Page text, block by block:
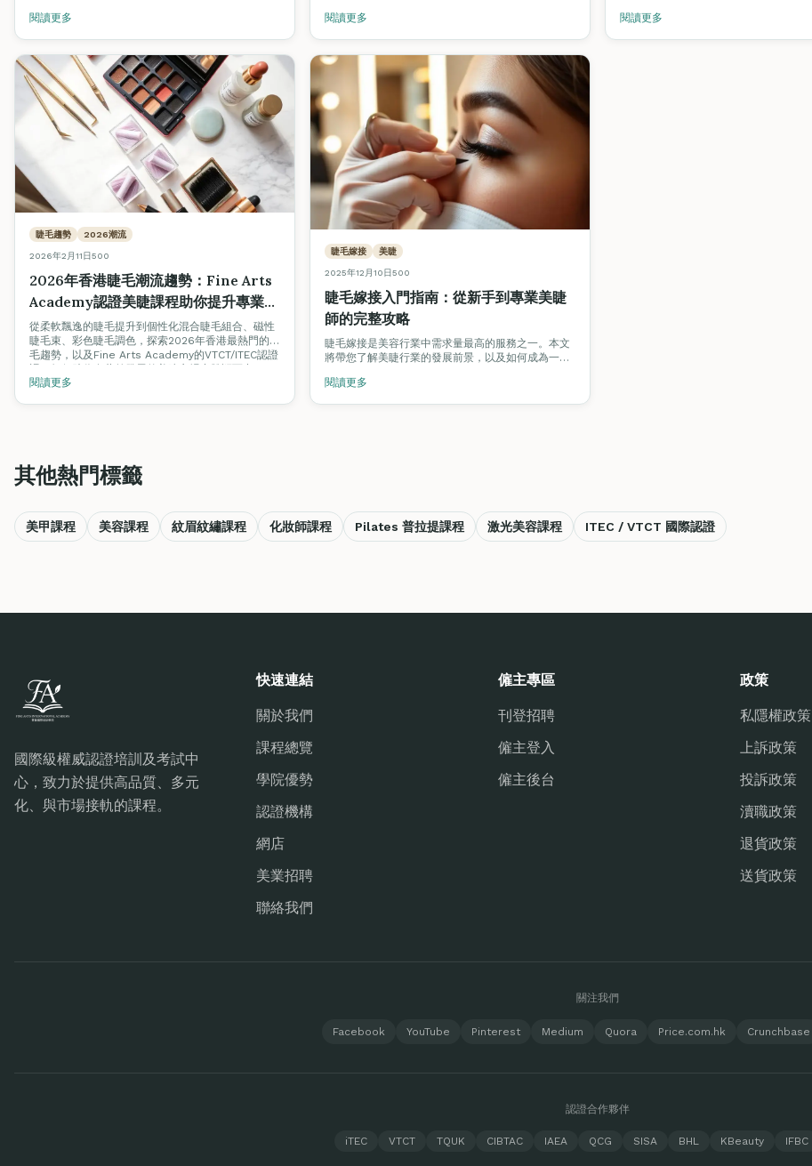
口碑轉介設計、平台抽成避坑。新手 3 個月內穩定 1
閱讀更多
Classic 升級到 6D / 婚禮款嘅技術路徑與課程建
閱讀更多
業。
閱讀更多
睫毛趨勢 2026潮流
2026年2月11日500
2026年香港睫毛潮流趨勢：Fine Arts
Academy認證美睫課程助你提升專業技
能
從柔軟飄逸的睫毛提升到個性化混合睫毛組合、磁性
睫毛束、彩色睫毛調色，探索2026年香港最熱門的睫
毛趨勢，以及Fine Arts Academy的VTCT/ITEC認證
課程如何助你在蓬勃發展的美睫市場中脫穎而出。
閱讀更多
睫毛嫁接 美睫
2025年12月10日500
睫毛嫁接入門指南：從新手到專業美睫
師的完整攻略
睫毛嫁接是美容行業中需求量最高的服務之一。本文
將帶您了解美睫行業的發展前景，以及如何成為一名
閱讀更多
其他熱門標籤
美甲課程 美容課程 紋眉紋繡課程 化妝師課程 Pilates 普拉提課程 激光美容課程 ITEC / VTCT 國際認證
國際級權威認證培訓及考試中
心，致力於提供高品質、多元
化、與市場接軌的課程。
快速連結
關於我們
課程總覽
學院優勢
認證機構
網店
美業招聘
聯絡我們
僱主專區
刊登招聘
僱主登入
僱主後台
政策
私隱權政策
上訴政策
投訴政策
瀆職政策
退貨政策
送貨政策
關注我們
Facebook YouTube Pinterest Medium Quora Price.com.hk Crunchbase
認證合作夥伴
iTEC VTCT TQUK CIBTAC IAEA QCG SISA BHL KBeauty IFBC